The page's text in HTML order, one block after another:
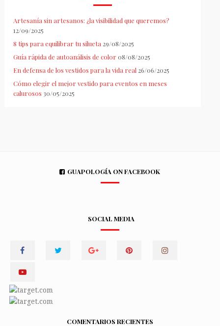
Artesanía sin artesanos: ¿la visibilidad que queremos?
12/09/2025
8 tips para equilibrar tu silueta 29/08/2025
Guía rápida de autoanálisis de color 08/08/2025
En defensa de los vestidos para la vida real 26/06/2025
Cómo elegir el mejor vestido para eventos en meses
calurosos 30/05/2025
GUAPOLOGÍA ON FACEBOOK
SOCIAL MEDIA
COMENTARIOS RECIENTES